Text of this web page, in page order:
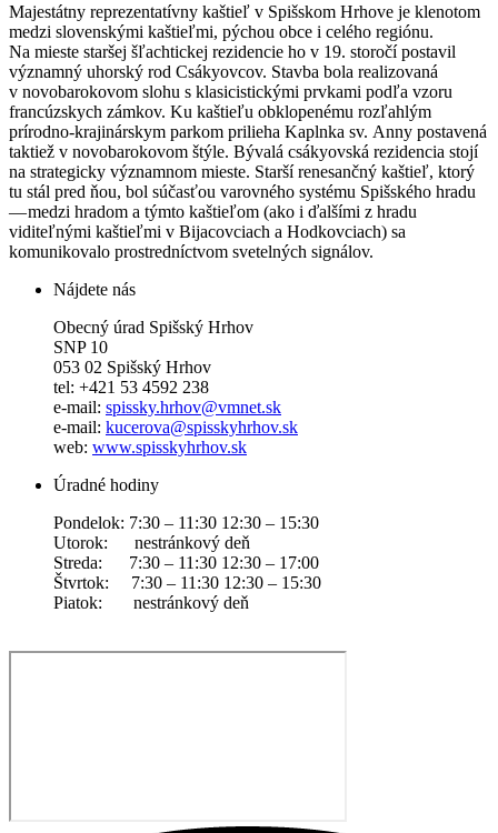
Majestátny reprezentatívny kaštieľ v Spišskom Hrhove je klenotom
medzi slovenskými kaštieľmi, pýchou obce i celého regiónu.
Na mieste staršej šľachtickej rezidencie ho v 19. storočí postavil
významný uhorský rod Csákyovcov. Stavba bola realizovaná
v novobarokovom slohu s klasicistickými prvkami podľa vzoru
francúzskych zámkov. Ku kaštieľu obklopenému rozľahlým
prírodno-krajinárskym parkom prilieha Kaplnka sv. Anny postavená
taktiež v novobarokovom štýle. Bývalá csákyovská rezidencia stojí
na strategicky významnom mieste. Starší renesančný kaštieľ, ktorý
tu stál pred ňou, bol súčasťou varovného systému Spišského hradu
— medzi hradom a týmto kaštieľom (ako i ďalšími z hradu
viditeľnými kaštieľmi v Bijacovciach a Hodkovciach) sa
komunikovalo prostredníctvom svetelných signálov.
Nájdete nás
Obecný úrad Spišský Hrhov
SNP 10
053 02 Spišský Hrhov
tel: +421 53 4592 238
e-mail: spissky.hrhov@vmnet.sk
e-mail: kucerova@spisskyhrhov.sk
web: www.spisskyhrhov.sk
Úradné hodiny
Pondelok: 7:30 – 11:30 12:30 – 15:30
Utorok: nestránkový deň
Streda: 7:30 – 11:30 12:30 – 17:00
Štvrtok: 7:30 – 11:30 12:30 – 15:30
Piatok: nestránkový deň